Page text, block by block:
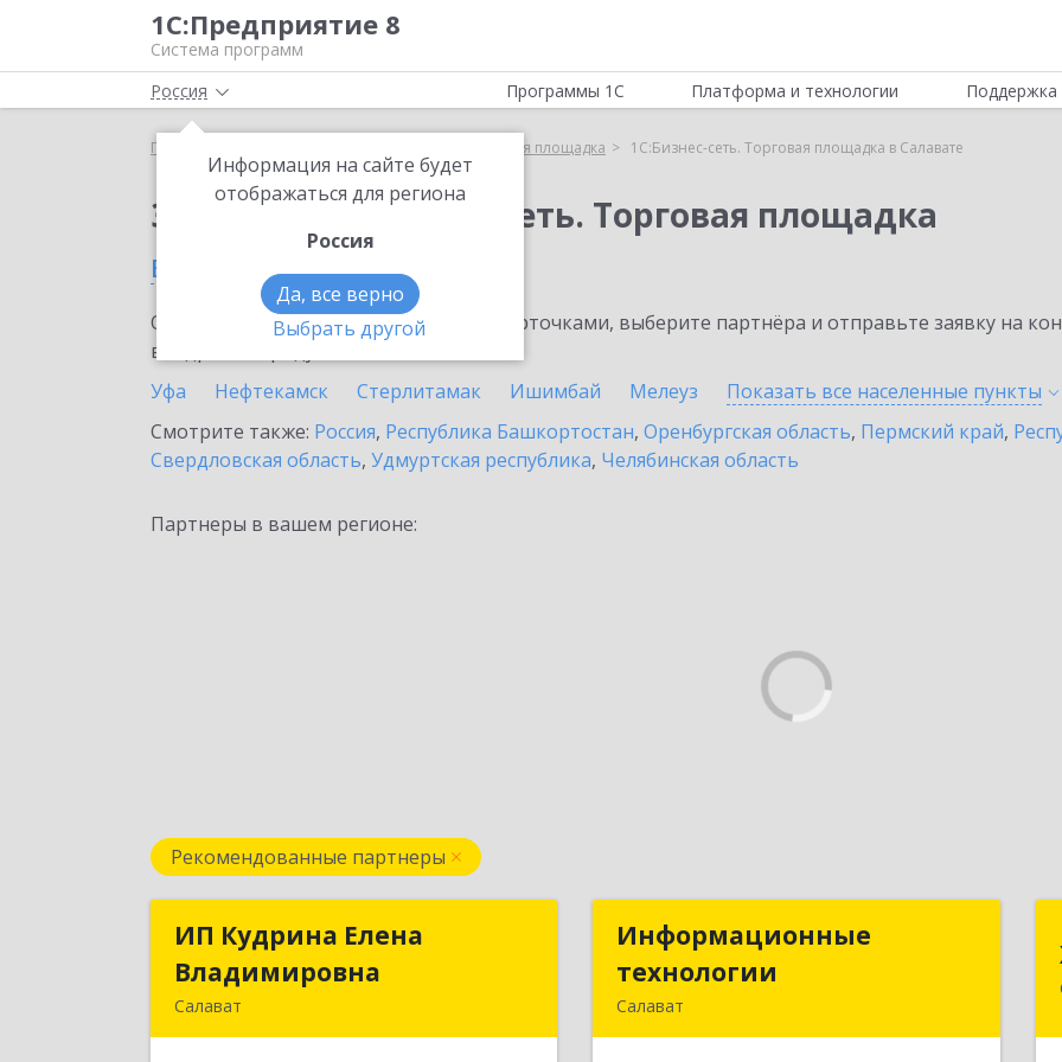
1С:Предприятие 8
Система программ
Россия
Информация на сайте будет
отображаться для региона
Россия
Да, все верно
Выбрать другой
Программы 1С Платформа и технологии Поддержка
Главная 1С:Бизнес-сеть. Торговая площадка 1С:Бизнес-сеть. Торговая площадка в Салавате
Заказать 1С:Бизнес-сеть. Торговая площадка
в Салавате
Ознакомьтесь с информационными карточками, выберите партнёра и отправьте заявку на
внедрение продукта.
Уфа
Нефтекамск Стерлитамак Ишимбай Мелеуз Показать все населенные пункты
Смотрите также: Россия, Республика Башкортостан, Оренбургская область, Пермский край,
Свердловская область, Удмуртская республика, Челябинская область
Партнеры в вашем регионе:
Рекомендованные партнеры
ИП Кудрина Елена
Владимировна
Салават
ИП Кудрина Елена
Владимировна
Информационные
технологии
Салават
Информационные